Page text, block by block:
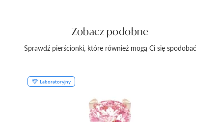
Zobacz podobne
Sprawdź pierścionki, które również mogą Ci się spodobać
Laboratoryjny